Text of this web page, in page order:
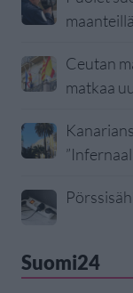
maanteillä
Ceutan
matkaa
Suomi24